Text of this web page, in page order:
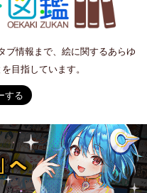
ブ情報まで、絵に関するあらゆ
目指しています。